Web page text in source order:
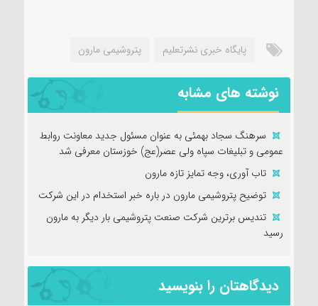
پایگاه خبری نشرتعلیم پتروشیمی مارون
نوشته های مشابه
سرهنگ سجاد بهمئی به عنوان مسئول جدید معاونت روابط
عمومی و تبلیغات سپاه ولی عصر(عج) خوزستان معرفی شد
تاب آوری، وجه تمایز تازه مارون
توضیح پتروشیمی مارون در باره خبر استخدام در این شرکت
تندیس برترین شرکت صنعت پتروشیمی بار دیگر به مارون
رسید
دیدگاهتان را بنویسید